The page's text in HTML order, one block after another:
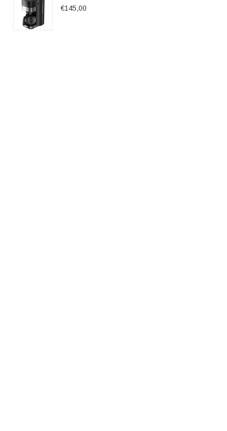
€145,00